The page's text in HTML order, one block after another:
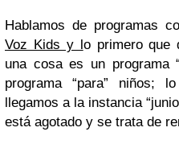
Hablamos de programas
Voz Kids y lo primero que
una cosa es un programa
programa “para” niños;
llegamos a la instancia
está agotado y se trata de